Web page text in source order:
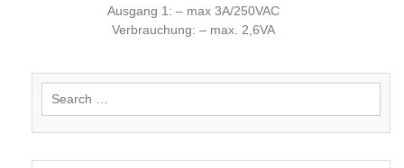
Ausgang 1: – max 3A/250VAC
Verbrauchung: – max. 2,6VA